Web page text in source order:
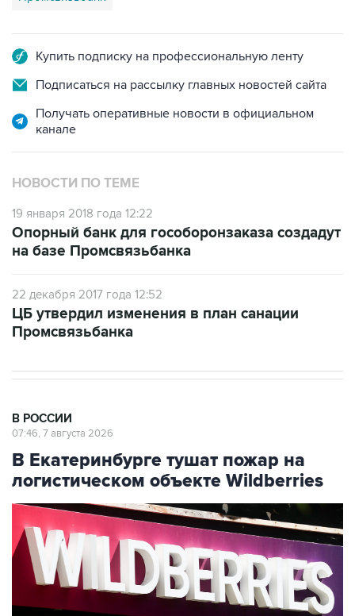
Подписаться на рассылку главных новостей сайта
Получать оперативные новости в официальном
НОВОСТИ ПО ТЕМЕ
19 января 2018 года 12:22
на базе Промсвязьбанка
22 декабря 2017 года 12:52
Промсвязьбанка
В Екатеринбурге тушат пожар на
логистическом объекте Wildberries